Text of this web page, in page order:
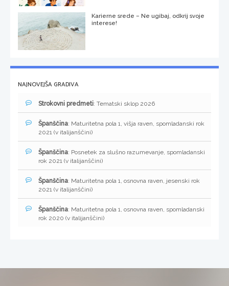
Karierne srede – Ne ugibaj, odkrij svoje
interese!
NAJNOVEJŠA GRADIVA
Strokovni predmeti: Tematski sklop 2026
Španščina: Maturitetna pola 1, višja raven, spomladanski rok
2021 (v italijanščini)
Španščina: Posnetek za slušno razumevanje, spomladanski
rok 2021 (v italijanščini)
Španščina: Maturitetna pola 1, osnovna raven, jesenski rok
2021 (v italijanščini)
Španščina: Maturitetna pola 1, osnovna raven, spomladanski
rok 2020 (v italijanščini)